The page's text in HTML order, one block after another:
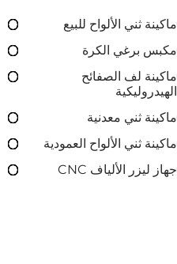
ماكينة ثني الألواح للبيع
مكبس برغي الكرة
ماكينة لف الصفائح
الهيدروليكية
ماكينة ثني معدنية
ماكينة ثني الألواح العمودية
جهاز ليزر الألياف CNC